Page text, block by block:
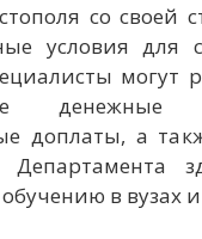
со своей
условия для
могут
доплаты, а
Департамента
в вузах